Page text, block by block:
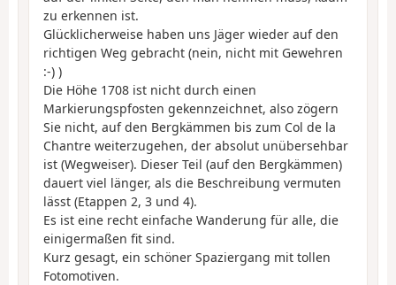
zu erkennen ist.
Glücklicherweise haben uns Jäger wieder auf den
richtigen Weg gebracht (nein, nicht mit Gewehren
:-) )
Die Höhe 1708 ist nicht durch einen
Markierungspfosten gekennzeichnet, also zögern
Sie nicht, auf den Bergkämmen bis zum Col de la
Chantre weiterzugehen, der absolut unübersehbar
ist (Wegweiser). Dieser Teil (auf den Bergkämmen)
dauert viel länger, als die Beschreibung vermuten
lässt (Etappen 2, 3 und 4).
Es ist eine recht einfache Wanderung für alle, die
einigermaßen fit sind.
Kurz gesagt, ein schöner Spaziergang mit tollen
Fotomotiven.